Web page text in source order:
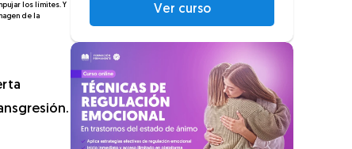
los límites. Y
de la
Ver curso